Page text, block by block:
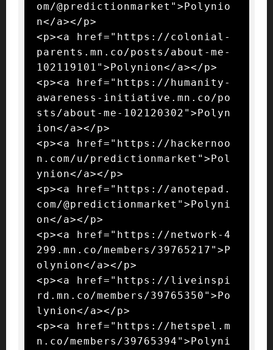
om/@predictionmarket">Polynio
n</a></p>
<p><a href="https://colonial-
parents.mn.co/posts/about-me-
102119101">Polynion</a></p>
<p><a href="https://humanity-
awareness-initiative.mn.co/po
sts/about-me-102120302">Polyn
ion</a></p>
<p><a href="https://hackernoo
n.com/u/predictionmarket">Pol
ynion</a></p>
<p><a href="https://anotepad.
com/@predictionmarket">Polyni
on</a></p>
<p><a href="https://network-4
299.mn.co/members/39765217">P
olynion</a></p>
<p><a href="https://liveinspi
rd.mn.co/members/39765350">Po
lynion</a></p>
<p><a href="https://hetspel.m
n.co/members/39765394">Polyni